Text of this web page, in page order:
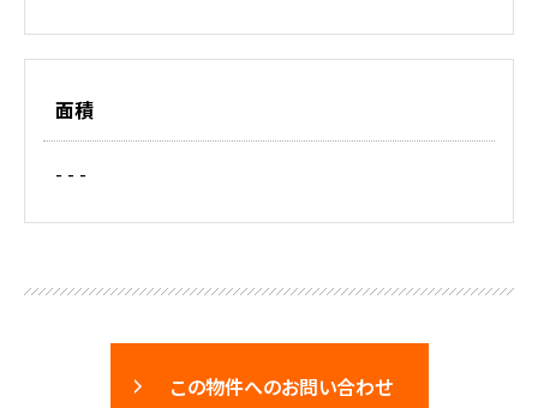
面積
- - -
この物件へのお問い合わせ